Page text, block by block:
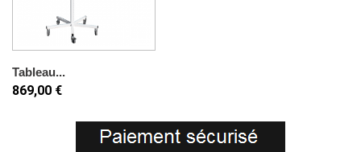
Tableau...
869,00 €